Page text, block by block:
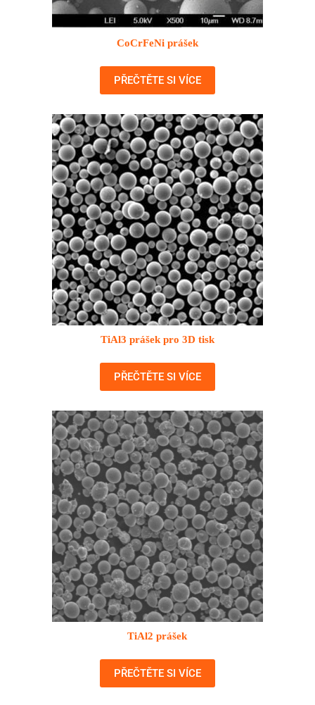
CoCrFeNi prášek
PŘEČTĚTE SI VÍCE
TiAl3 prášek pro 3D tisk
PŘEČTĚTE SI VÍCE
TiAl2 prášek
PŘEČTĚTE SI VÍCE